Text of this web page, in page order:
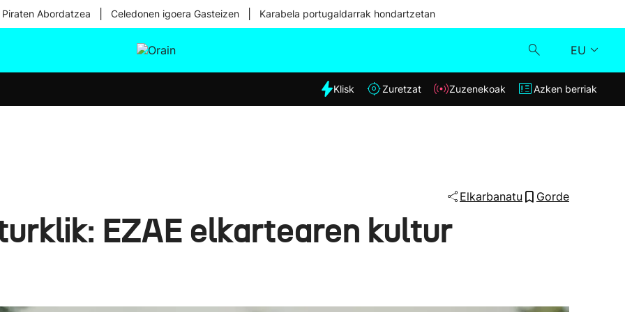
Abordatzea Celedonen igoera Gasteizen Karabela portugaldarrak hondartzetan
EU
Eguraldia
Klisk
Klisk Zuretzat Zuzenekoak Azken berriak
Elkarbanatu Gorde
EZAE elkartearen kultur